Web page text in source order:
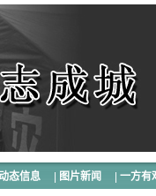
态信息 图片新闻 一方有